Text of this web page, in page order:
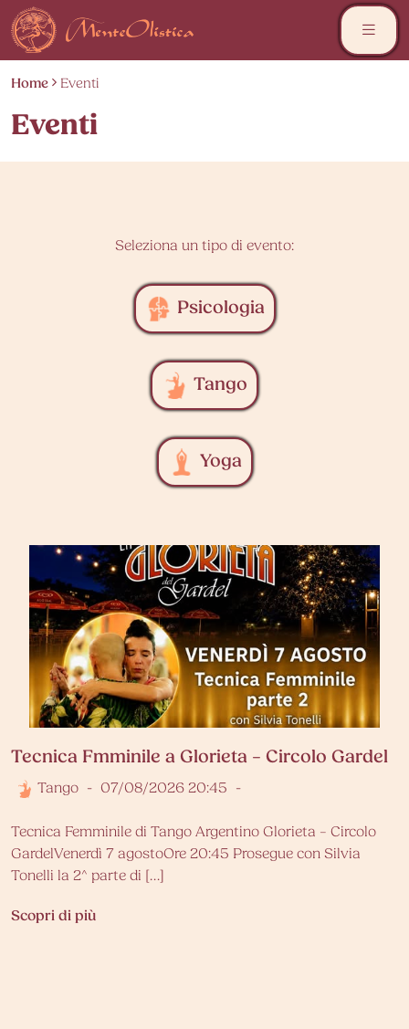
Skip
to
content
Home Eventi
Eventi
Seleziona un tipo di evento:
Psicologia
Tango
Yoga
Tecnica Fmminile a Glorieta – Circolo Gardel
Tango - 07/08/2026 20:45 -
Tecnica Femminile di Tango Argentino Glorieta – Circolo
GardelVenerdì 7 agostoOre 20:45 Prosegue con Silvia
Tonelli la 2^ parte di […]
Scopri di più